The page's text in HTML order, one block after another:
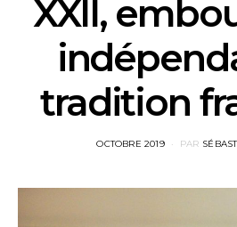
XXII,
tradition
POSTED
OCTOBRE 2019 PAR